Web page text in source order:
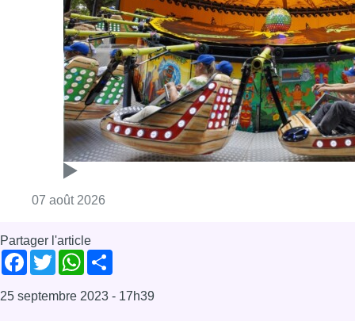
Partager l'article
Facebook
TwitterWhatsApp
Share
25 septembre 2023- 17h39
Basilique de Koekelberg
Religion
Sainte-Thérèse de Lisieux
vertèbre
Koekelberg
News
Offres d’emploi